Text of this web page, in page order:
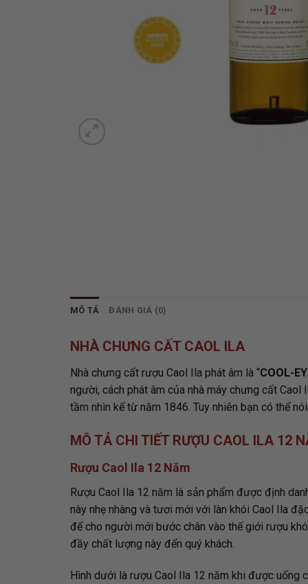
MÔ TẢ ĐÁNH GIÁ (0)
NHÀ CHƯNG CẤT CAOL ILA
Nhà chưng cất rượu Caol Ila phát âm là “COOL-
người, cách phát âm của nhà máy chưng cất
tầm nhìn kể từ năm 1846. Tuy nhiên bạn có thể
MÔ TẢ CHI TIẾT RƯỢU CAOL ILA 12
Rượu Caol Ila 12 Năm
Rượu Caol Ila 12 năm là sản phẩm được định
này nhẹ nhàng và tươi mới với làn khói Caol Ila
để cho người mới bước chân vào thế giới rượu
đầy chất lượng này đến quý khách.
Hình dưới là rượu Caol Ila 12 năm khi được uống